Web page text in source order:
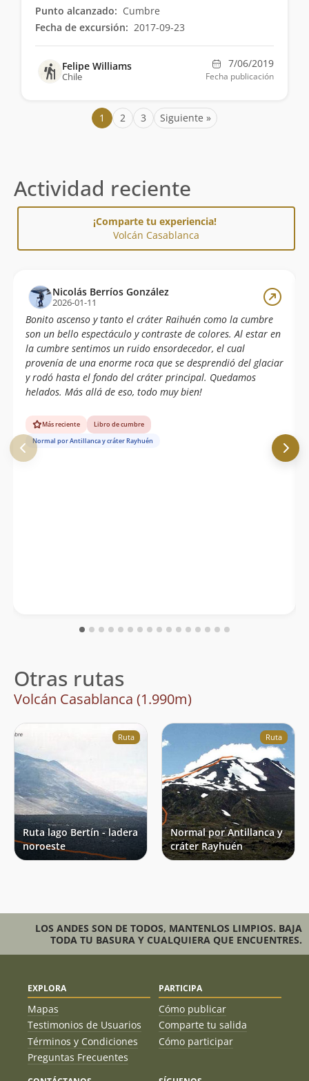
Punto alcanzado: Cumbre
Fecha de excursión: 2017-09-23
Felipe Williams
Chile
7/06/2019
Fecha publicación
1 2 3 Siguiente »
Actividad reciente
¡Comparte tu experiencia!
Volcán Casablanca
Nicolás Berríos González
2026-01-11
Bonito ascenso y tanto el cráter Raihuén como la cumbre
son un bello espectáculo y contraste de colores. Al estar en
la cumbre sentimos un ruido ensordecedor, el cual
provenía de una enorme roca que se desprendió del glaciar
y rodó hasta el fondo del cráter principal. Quedamos
helados. Más allá de eso, todo muy bien!
Más reciente
Libro de cumbre
Normal por Antillanca y cráter Rayhuén
Otras rutas
Volcán Casablanca (1.990m)
Ruta
Ruta lago Bertín - ladera
noroeste
Ruta
Normal por Antillanca y
cráter Rayhuén
LOS ANDES SON DE TODOS, MANTENLOS LIMPIOS. BAJA
TODA TU BASURA Y CUALQUIERA QUE ENCUENTRES.
EXPLORA
Mapas
Testimonios de Usuarios
Términos y Condiciones
Preguntas Frecuentes
PARTICIPA
Cómo publicar
Comparte tu salida
Cómo participar